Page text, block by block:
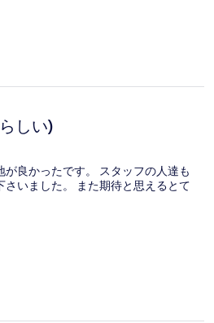
しい)
良かったです。 スタッフの人達も
いました。 また期待と思えるとて